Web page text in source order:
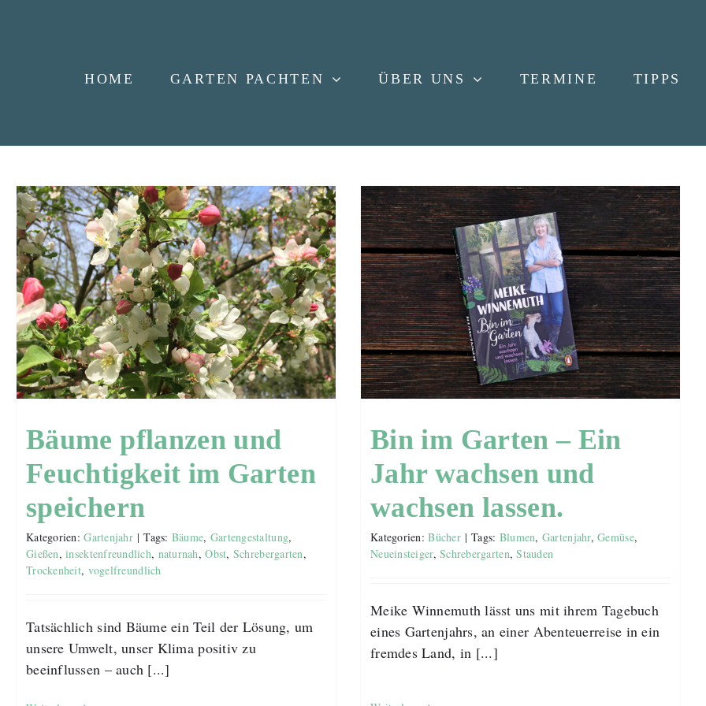
HOME GARTEN PACHTEN ÜBER UNS TERMINE TIPPS
Bäume pflanzen und
Feuchtigkeit im Garten
speichern
Kategorien:Gartenjahr | Tags: Bäume, Gartengestaltung,
Gießen,insektenfreundlich, naturnah,Obst, Schrebergarten,
Trockenheit, vogelfreundlich
Tatsächlich sind Bäume ein Teil der Lösung, um
unsere Umwelt, unser Klima positiv zu
beeinflussen – auch [...]
Bin im Garten – Ein
Jahr wachsen und
wachsen lassen.
Kategorien:Bücher | Tags: Blumen, Gartenjahr,Gemüse,
Neueinsteiger,Schrebergarten,Stauden
Meike Winnemuth lässt uns mit ihrem Tagebuch
eines Gartenjahrs, an einer Abenteuerreise in ein
fremdes Land, in [...]